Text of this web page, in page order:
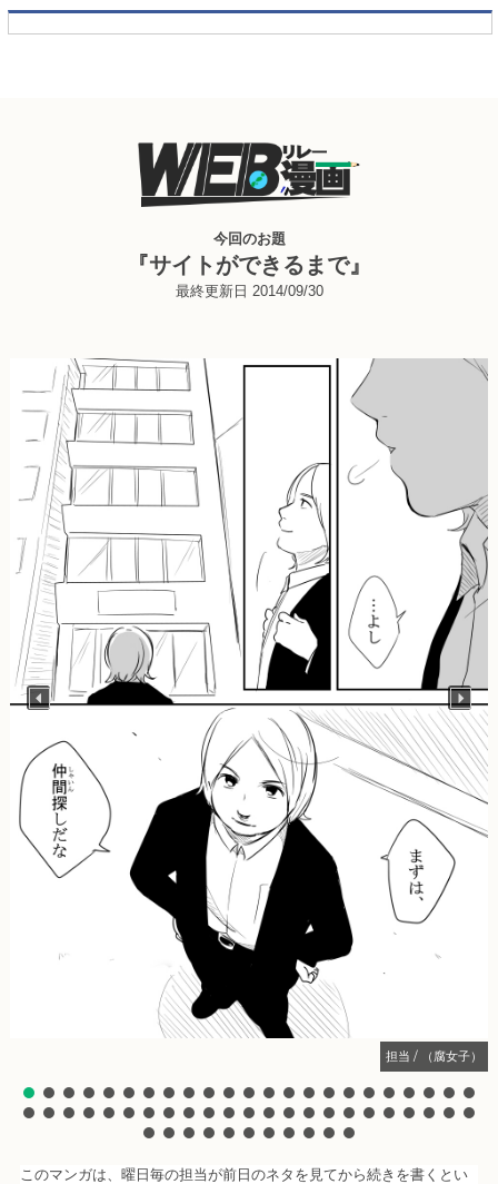
今回のお題
『サイトができるまで』
最終更新日 2014/09/30
担当 / （腐女子）
このマンガは、曜日毎の担当が前日のネタを見てから続きを書くとい